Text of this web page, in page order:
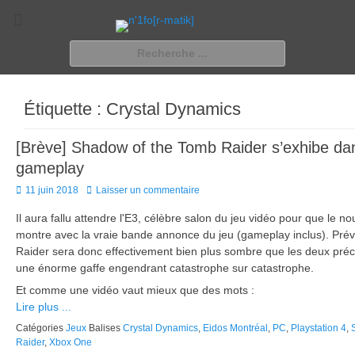
n'1fo[r-matik]
Pour les nymphos d'infos en info…
Étiquette : Crystal Dynamics
[Brève] Shadow of the Tomb Raider s’exhibe
gameplay
Posted
11 juin 2018 Laisser un commentaire
Il aura fallu attendre l'E3, célèbre salon du jeu vidéo pour que le
montre avec la vraie bande annonce du jeu (gameplay inclus).
Raider sera donc effectivement bien plus sombre que les deux
une énorme gaffe engendrant catastrophe sur catastrophe.
Et comme une vidéo vaut mieux que des mots :
Lire plus ...
Catégories Jeux Balises Crystal Dynamics, Eidos Montréal , PC, Playstation 4,
Raider, Xbox One